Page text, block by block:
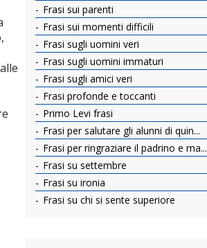
Frasi sui parenti
Frasi sui momenti difficili
Frasi sugli uomini veri
Frasi sugli uomini immaturi
Frasi sugli amici veri
Frasi profonde e toccanti
Primo Levi frasi
Frasi per salutare gli alunni di quin...
Frasi per ringraziare il padrino e ma...
Frasi su settembre
Frasi su ironia
Frasi su chi si sente superiore